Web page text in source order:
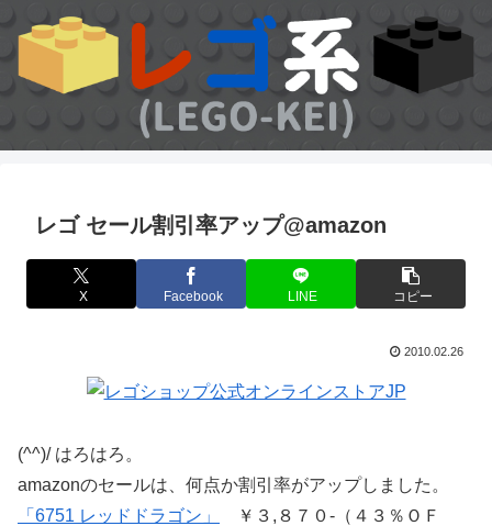
レゴ セール割引率アップ@amazon
X Facebook LINE コピー
2010.02.26
(^^)/ はろはろ。
amazonのセールは、何点か割引率がアップしました。
「6751 レッドドラゴン」
￥３,８７０-（４３％ＯＦ